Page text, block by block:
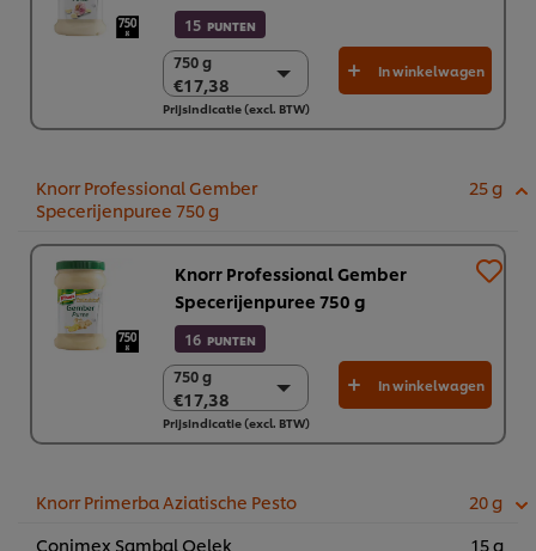
15 PUNTEN
750 g
€17,38
750 g
€17,38
2 x 750g
In winkelwagen
Prijsindicatie (excl. BTW)
Knorr Professional Gember
Specerijenpuree 750 g
25 g
Knorr Professional Gember
Specerijenpuree 750 g
16 PUNTEN
750 g
€17,38
750 g
€17,38
2 x 750g
In winkelwagen
Prijsindicatie (excl. BTW)
Knorr Primerba Aziatische Pesto
20 g
Conimex Sambal Oelek
15 g